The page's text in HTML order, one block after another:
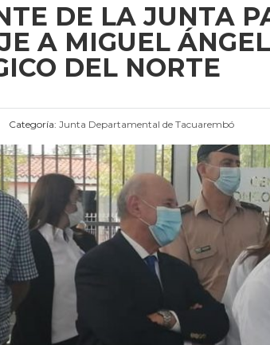
DE LA JUNTA
A MIGUEL
DEL NORTE
Categoría: Junta Departamental de Tacuarembó